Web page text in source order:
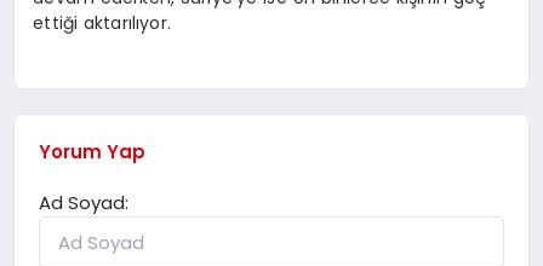
ettiği aktarılıyor.
Yorum Yap
Ad Soyad: